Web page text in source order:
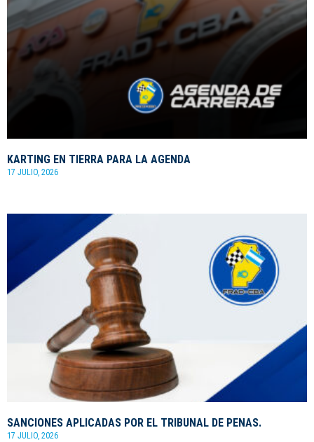
KARTING EN TIERRA PARA LA AGENDA
17 JULIO, 2026
SANCIONES APLICADAS POR EL TRIBUNAL DE PENAS.
17 JULIO, 2026